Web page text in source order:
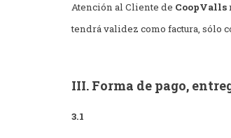
Atención al Cliente de CoopValls
tendrá validez como factura, sólo
III. Forma de pago,
3.1